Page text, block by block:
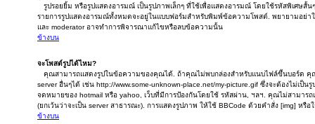
รูปรอยยิ้ม หรือรูปแสดงอารมณ์ เป็นรูปภาพเล็กๆ ที่ใช้เพื่อแสดงอารมณ์ โดยใช้รหัสพิเศษสั้
รายการรูปแสดงอารมณ์ทั้งหมดจะอยู่ในแบบฟอร์มสำหรับพิมพ์ข้อความโพสต์. พยายามอย่าใ
และ moderator อาจทำการพิจารณาแก้ไขหรือลบข้อความนั้น
ข้างบน
จะโพสต์รูปได้ไหม?
คุณสามารถแสดงรูปในข้อความของคุณได้. ถ้าคุณไม่พบกล่องสำหรับแนบไฟล์ขึ้นบอร์ด คุณ
server อื่นๆได้ เช่น http://www.some-unknown-place.net/my-picture.gif ซึ่งจะต้องไม่เป็
จดหมายของ hotmail หรือ yahoo, เว็บที่มีการป้องกันโดยใช้ รหัสผ่าน, ฯลฯ. คุณไม่สามาร
(ยกเว้นว่าจะเป็น server สาธารณะ). การแสดงรูปภาพ ให้ใช้ BBCode ด้วยคำสั่ง [img] ห
ข้างบน